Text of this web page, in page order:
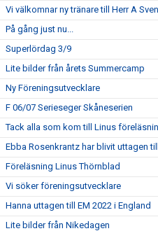
Vi välkomnar ny tränare till Herr A
På gång just nu...
Superlördag 3/9
Lite bilder från årets Summercamp
Ny Föreningsutvecklare
F 06/07 Serieseger Skåneserien
Tack alla som kom till Linus
Ebba Rosenkrantz har blivit uttagen
Föreläsning Linus Thörnblad
Vi söker föreningsutvecklare
Hanna uttagen till EM 2022 i England
Lite bilder från Nikedagen